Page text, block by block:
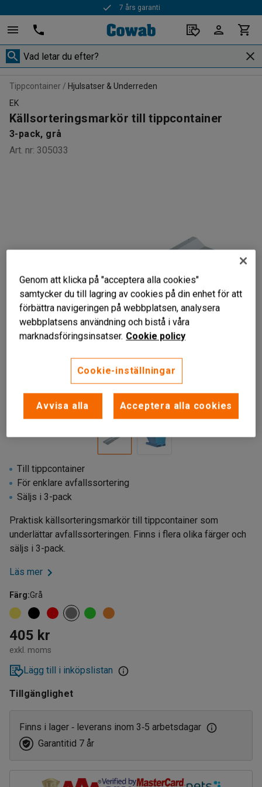
7 års garanti
Tippcontainer
Hjulsatser & Underreden
EK
Källsorteringsmarkör till tippcontainer
3-pack, grå
Art. nr: 305033
Liknande produkter
Till tippcontainer
För enklare avfallssortering
Säljs i 3-pack
Praktisk källsorteringsmarkör till tippcontainer som
underlättar avfallssorteringen. Finns i flera olika färger och
säljs i 3-pack.
Läs mer
Färg:Grå
405 kr
exkl. moms
Lägg till i inköpslistan
Tillgänglighet
Finns i lager ‑ leverans inom 3‑5 arbetsdagar
Garantitid 7 år
Genom att klicka på "acceptera alla cookies"
samtycker du till lagring av cookies på din enhet för att
förbättra navigeringen på webbplatsen, analysera
webbplatsens användning och bistå i våra
marknadsföringsinsatser. Cookie policy
Cookie-inställningar
Avvisa alla Acceptera alla cookies